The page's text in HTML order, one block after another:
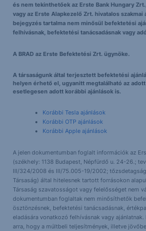
és nem tekinthetőek az Erste Bank Hungary
vagy az Erste Alapkezelő Zrt. hivatalos szakmai
bejegyzés tartalma nem minősül befektetési
felhívásnak, befektetési tanácsadásnak vagy
A BRAD az Erste Befektetési Zrt. ügynöke.
A társaságunk által terjesztett befektetési
helyen érhető el, ugyanitt megtalálható az
esetlegesen adott korábbi ajánlások is.
Korábbi Tesla ajánlások
Korábbi OTP ajánlások
Korábbi Apple ajánlások
A jelen dokumentumban foglalt információk az
(székhely: 1138 Budapest, Népfürdő u. 24-26.;
III/324/2008 és III/75.005-19/2002;
Társaság) által hitelesnek tartott forrásokon
Társaság szavatosságot vagy felelősséget nem
dokumentumban foglaltak nem minősíthetők
ösztönzésnek, befektetési tanácsadásnak,
eladására vonatkozó felhívásnak vagy
arra, hogy a múltbeli teljesítmények, illetve